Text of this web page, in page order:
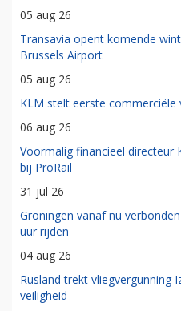
05 aug 26
Transavia opent komende
Brussels Airport
05 aug 26
KLM stelt eerste
06 aug 26
Voormalig financieel directeur
bij ProRail
31 jul 26
Groningen vanaf nu
uur rijden'
04 aug 26
Rusland trekt vliegvergunning
veiligheid